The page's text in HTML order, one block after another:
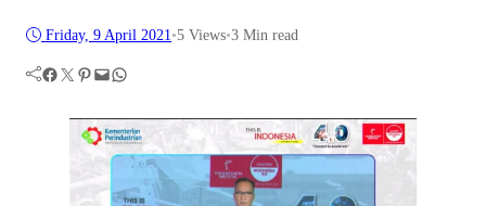
Friday, 9 April 2021•5 Views•3 Min read
Facebook Twitter Pinterest Mail WhatsApp